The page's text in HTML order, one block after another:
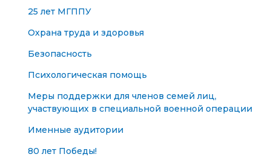
25 лет МГППУ
Охрана труда и здоровья
Безопасность
Психологическая помощь
Меры поддержки для членов семей лиц,
участвующих в специальной военной операции
Именные аудитории
80 лет Победы!